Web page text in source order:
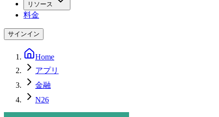
リソース
料金
サインイン
Home
アプリ
金融
N26